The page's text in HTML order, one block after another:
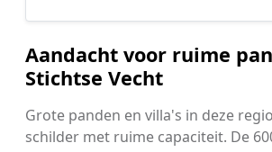
Aandacht voor ruime
Stichtse Vecht
Grote panden en villa's in deze
schilder met ruime capaciteit. De